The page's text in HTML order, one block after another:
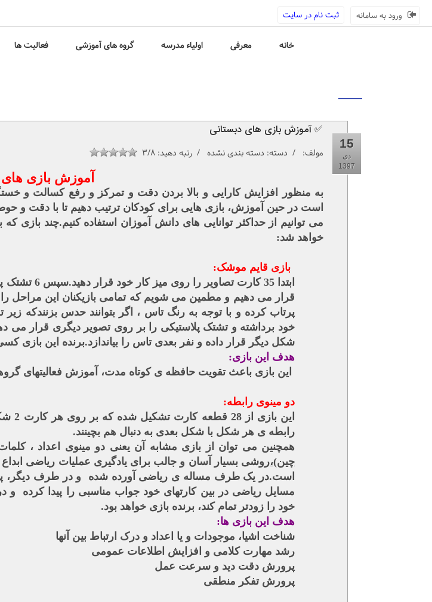
ورود به سامانه ثبت نام در سایت
خانه معرفی اولیاء مدرسه گروه های آموزشی فعالیت ها
15
دی
1397
✅ آموزش بازی های دبستانی
مولف: / دسته: دسته بندی نشده / رتبه دهید: 3/8
آموزش بازی های
به منظور افزایش کارایی و بالا بردن دقت و تمرکز و رفع کسالت و
است در حین آموزش، بازی هایی برای کودکان ترتیب دهیم تا با دقت و
می توانیم از حداکثر توانایی های دانش آموزان استفاده کنیم.چند
خواهد شد:
بازی قایم موشک:
قرار می دهیم و مطمین می شویم که تمامی بازیکنان این مراحل را
پرتاب کرده و با توجه به رنگ تاس ، اگر بتوانند حدس بزنندکه
خود برداشته و تشتک پلاستیکی را بر روی تصویر دیگری قرار می
شکل دیگر قرار داده و نفر بعدی تاس را بیاندازد.برنده این بازی
هدف این بازی:
این بازی باعث تقویت حافظه ی کوتاه مدت، آموزش فعالیتهای
دو مینوی رابطه:
این
رابطه ی هر شکل با شکل بعدی به دنبال هم بچینند.
همچنین می توان از بازی مشابه آن یعنی دو مینوی اعداد ،
چین)،روشی بسیار آسان و جالب برای یادگیری عملیات ریاضی
است.در یک طرف مساله ی ریاضی آورده شده و در طرف دیگر،
مسایل ریاضی در بین کارتهای خود جواب مناسبی را پیدا کرده و
خود را زودتر تمام کند، برنده بازی خواهد بود.
هدف این بازی ها:
شناخت اشیا، موجودات و یا اعداد و درک ارتباط بین آنها
رشد مهارت کلامی و افزایش اطلاعات عمومی
پرورش دقت دید و سرعت عمل
پرورش تفکر منطقی